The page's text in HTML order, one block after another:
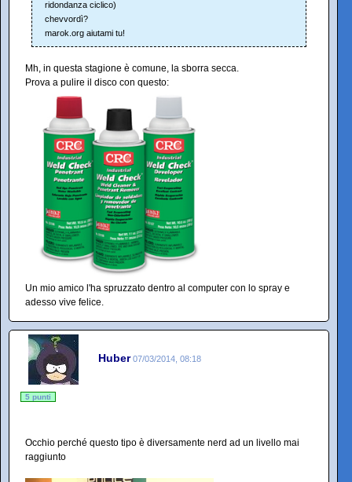
ridondanza ciclico)
chevvordì?
marok.org aiutami tu!
Mh, in questa stagione è comune, la sborra secca.
Prova a pulire il disco con questo:
Un mio amico l'ha spruzzato dentro al computer con lo spray e
adesso vive felice.
Huber 07/03/2014, 08:18
5 punti
Occhio perché questo tipo è diversamente nerd ad un livello mai
raggiunto